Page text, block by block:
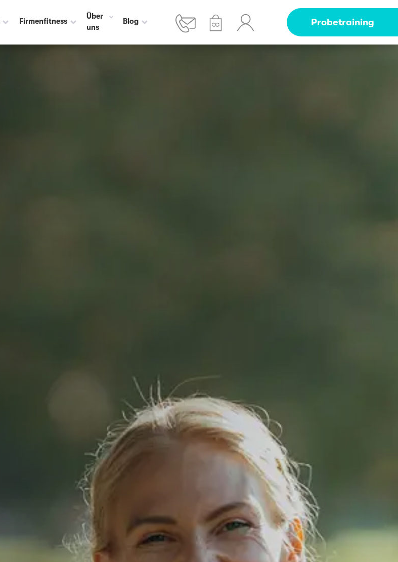
Firmenfitness
Über
uns
Blog Probetraining